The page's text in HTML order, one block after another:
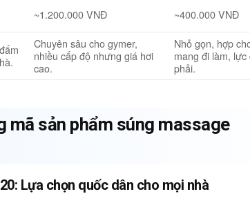
~1.200.000 VNĐ ~400.000 VNĐ
Chuyên sâu cho gymer,
nhiều cấp độ nhưng giá hơi
cao.
Nhỏ gọn, hợp
mang đi làm, lực
phải.
sản phẩm súng massage
Lựa chọn quốc dân cho mọi nhà